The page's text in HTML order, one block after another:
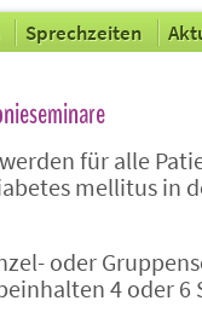
Sprechzeiten
für alle
mellitus in
oder
4 oder 6